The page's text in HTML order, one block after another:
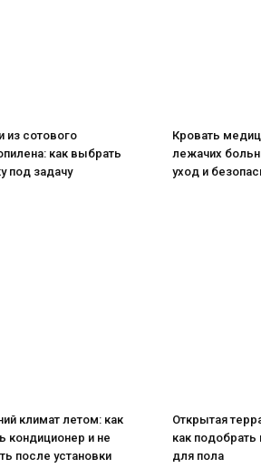
из сотового
как выбрать
под задачу
Кровать
лежачих
уход и
климат летом: как
кондиционер и не
после установки
Открытая
как подобрать
для пола